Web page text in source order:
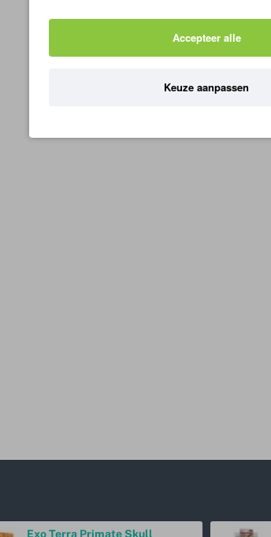
Exo Terra Primate Skull
Accepteer alle
Keuze aanpassen